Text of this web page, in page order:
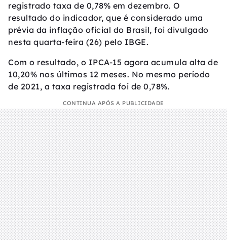
registrado taxa de 0,78% em dezembro. O
resultado do indicador, que é considerado uma
prévia da inflação oficial do Brasil, foi divulgado
nesta quarta-feira (26) pelo IBGE.
Com o resultado, o IPCA-15 agora acumula alta de
10,20% nos últimos 12 meses. No mesmo período
de 2021, a taxa registrada foi de 0,78%.
CONTINUA APÓS A PUBLICIDADE